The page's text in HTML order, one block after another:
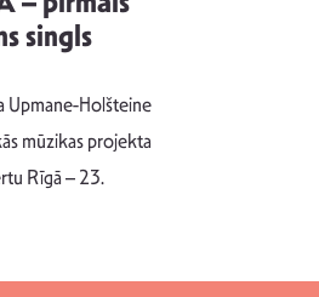
singls
Upmane-Holšteine
mūzikas projekta
Rīgā – 23.